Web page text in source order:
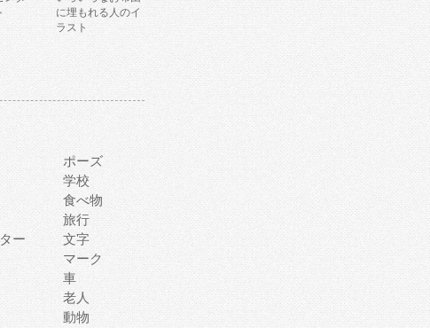
に埋もれる人のイ
ラスト
ポーズ
学校
食べ物
旅行
ー
文字
マーク
車
老人
動物